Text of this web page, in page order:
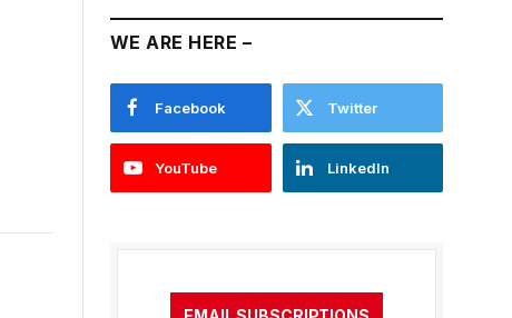
WE ARE HERE –
Facebook Twitter
YouTube LinkedIn